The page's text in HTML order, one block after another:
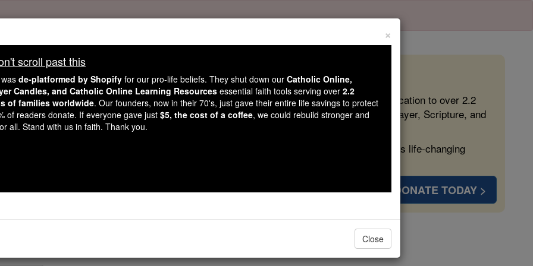
2.2 Million Students Are Being Formed in the Faith
like you, Catholic Online School has already delivered free, faithful Catholic education to over 2.2
countries. In an age of noise and algorithms, you are helping form souls with truth, prayer, Scripture, and
gave just $5 — the cost of a coffee — we could reach even more families and keep this life-changing
Be Catholic. Stand with us today.
DONATE TODAY >
×
scroll past this
de-platformed by Shopify for our pro-life beliefs. They shut down our Catholic Online,
Candles, and Catholic Online Learning Resources essential faith tools serving over 2.2
of families worldwide. Our founders, now in their 70's, just gave their entire life savings to protect
of readers donate. If everyone gave just $5, the cost of a coffee, we could rebuild stronger and
all. Stand with us in faith. Thank you.
Close